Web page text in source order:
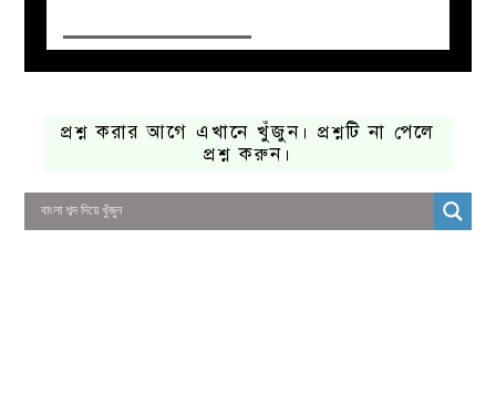
প্রশ্ন করার আগে এখানে খুঁজুন। প্রশ্নটি না পেলে
প্রশ্ন করুন।